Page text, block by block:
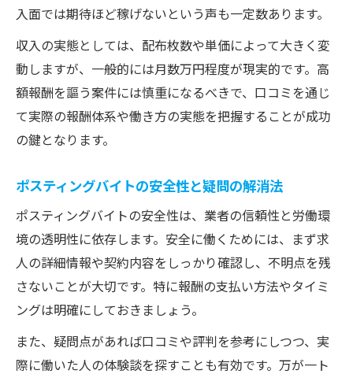
入面では期待ほど稼げないという声も一定数あります。
収入の実態としては、配布枚数や単価によって大きく変
動しますが、一般的には月数万円程度が現実的です。高
額報酬を謳う案件には慎重になるべきで、口コミを通じ
て実際の報酬体系や働き方の実態を把握することが成功
の鍵となります。
ポスティングバイトの安全性と疑問の解消法
ポスティングバイトの安全性は、業者の信頼性と労働環
境の透明性に依存します。安全に働くためには、まず求
人の詳細情報や契約内容をしっかり確認し、不明点を残
さないことが大切です。特に報酬の支払い方法やタイミ
ングは明確にしておきましょう。
また、疑問点があれば口コミや評判を参考にしつつ、実
際に働いた人の体験談を探すことも有効です。万が一ト